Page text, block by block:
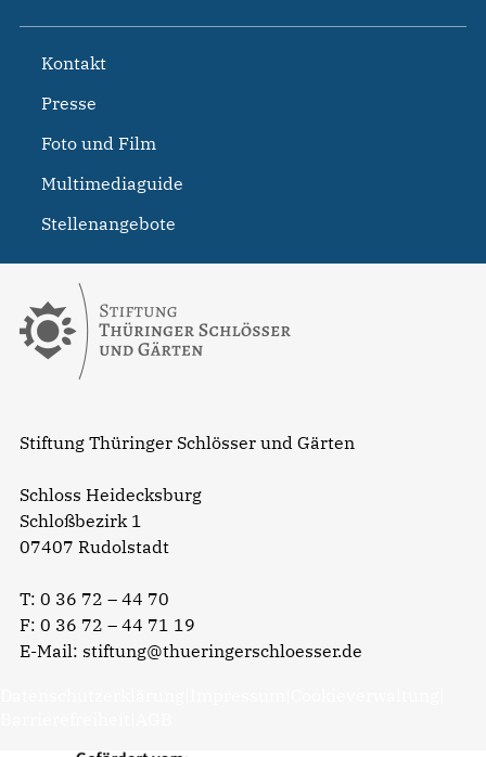
Stiftung Thüringer Schlösser und Gärten
Schloss Heidecksburg
Schloßbezirk 1
07407 Rudolstadt
T: 0 36 72 – 44 70
F: 0 36 72 – 44 71 19
E-Mail: stiftung@thueringerschloesser.de
Kontakt
Presse
Foto und Film
Multimediaguide
Stellenangebote